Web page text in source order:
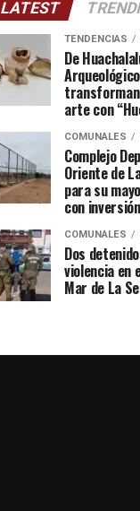
LATEST
TENDENCIAS
De
arte con
COMUNALES
Complejo
Oriente de
para su
con
COMUNALES
Dos
violencia en
Mar de La